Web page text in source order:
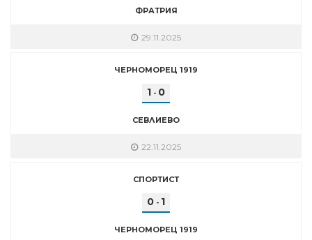
ФРАТРИЯ
29.11.2025
ЧЕРНОМОРЕЦ 1919
1 - 0
СЕВЛИЕВО
22.11.2025
СПОРТИСТ
0 - 1
ЧЕРНОМОРЕЦ 1919